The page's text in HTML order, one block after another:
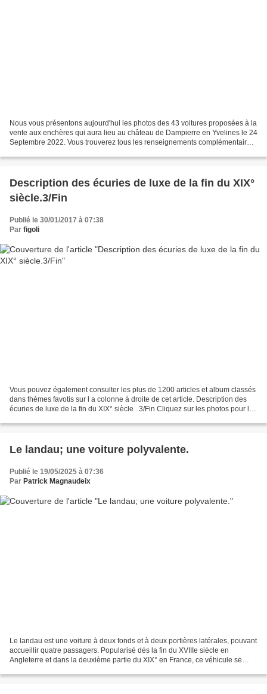
Nous vous présentons aujourd'hui les photos des 43 voitures proposées à la
vente aux enchères qui aura lieu au château de Dampierre en Yvelines le 24
Septembre 2022. Vous trouverez tous les renseignements complémentaires
Description des écuries de luxe de la fin du XIX°
siècle.3/Fin
Publié le 30/01/2017 à 07:38
Par figoli
Vous pouvez également consulter les plus de 1200 articles et album classés
dans thèmes favotis sur l a colonne à droite de cet article. Description des
écuries de luxe de la fin du XIX° siècle . 3/Fin Cliquez sur les photos pour les
Le landau; une voiture polyvalente.
Publié le 19/05/2025 à 07:36
Par Patrick Magnaudeix
Le landau est une voiture à deux fonds et à deux portières latérales, pouvant
accueillir quatre passagers. Popularisé dés la fin du XVIIIe siècle en
Angleterre et dans la deuxième partie du XIX° en France, ce véhicule se